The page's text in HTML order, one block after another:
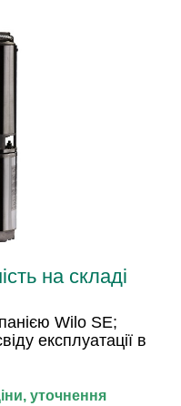
на складі
Wilo SE;
експлуатації в
уточнення